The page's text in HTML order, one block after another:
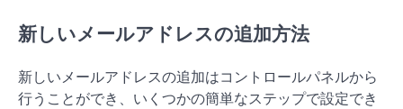
新しいメールアドレスの追加方法
新しいメールアドレスの追加はコントロールパネルから
行うことができ、いくつかの簡単なステップで設定でき